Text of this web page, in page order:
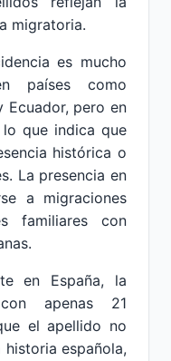
migratoria.
es mucho
países como
Ecuador, pero en
que indica que
histórica o
La presencia en
a migraciones
familiares con
en España, la
apenas 21
el apellido no
española,